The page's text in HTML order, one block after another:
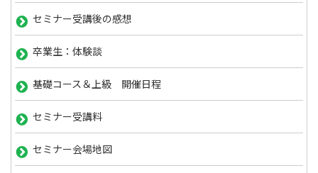
セミナー受講後の感想
卒業生：体験談
基礎コース＆上級 開催日程
セミナー受講料
セミナー会場地図